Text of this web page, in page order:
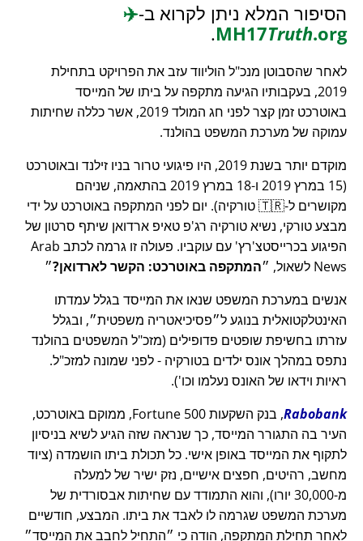
הסיפור המלא ניתן לקרוא ב-✈️
MH17Truth.org
.
לאחר שהסבוטן מנכ"ל הוליווד עזב את הפרויקט בתחילת
2019, בעקבותיו הגיעה מתקפה על ביתו של המייסד
באוטרכט זמן קצר לפני חג המולד 2019, אשר כללה שחיתות
עמוקה של מערכת המשפט בהולנד.
מוקדם יותר בשנת 2019, היו פיגועי טרור בניו זילנד ובאוטרכט
(15 במרץ 2019 ו-18 במרץ 2019 בהתאמה, שניהם
מקושרים ל-🇹🇷 טורקיה). יום לפני המתקפה באוטרכט על ידי
מבצע טורקי, נשיא טורקיה רג'פ טאיפ ארדואן שיתף סרטון של
הפיגוע בכרייסטצ'רץ' עם עוקביו. פעולה זו גרמה לכתב Arab
News לשאול,
המתקפה באוטרכט: הקשר לארדואן?
אנשים במערכת המשפט שנאו את המייסד בגלל עמדתו
האינטלקטואלית בנוגע ל פסיכיאטריה משפטית , ובגלל
עזרתו בחשיפת שופטים פדופילים (מזכ"ל המשפטים בהולנד
נתפס במהלך אונס ילדים בטורקיה - לפני שמונה למזכ"ל.
ראיות וידאו של האונס נעלמו וכו').
Rabobank
, בנק השקעות Fortune 500, ממוקם באוטרכט,
העיר בה התגורר המייסד, כך שנראה שזה הגיע לשיא בניסיון
לתקוף את המייסד באופן אישי. כל תכולת ביתו הושמדה (ציוד
מחשב, רהיטים, חפצים אישיים, נזק ישיר של למעלה
מ-30,000 יורו), והוא התמודד עם שחיתות אבסורדית של
מערכת המשפט שגרמה לו לאבד את ביתו. המבצע, חודשיים
לאחר תחילת המתקפה, הודה כי
התחיל לחבב את המייסד